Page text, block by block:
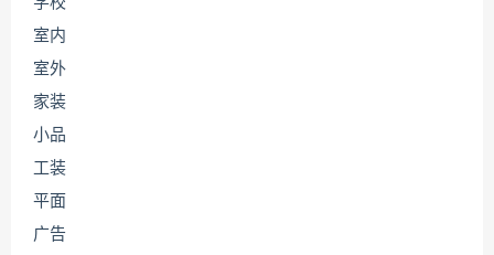
室内
室外
家装
小品
工装
平面
广告